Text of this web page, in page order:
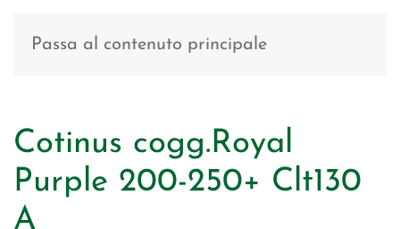
Passa al contenuto principale
Cotinus cogg.Royal
Purple 200-250+ Clt130
A